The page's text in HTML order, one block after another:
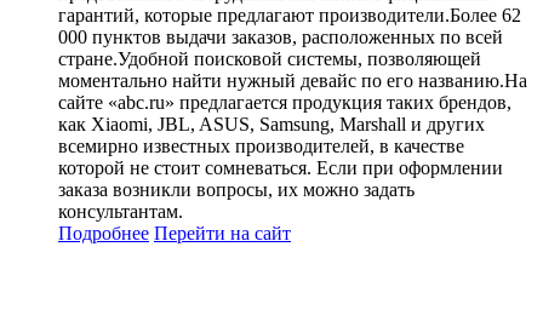
гарантий, которые предлагают производители.Более 62
000 пунктов выдачи заказов, расположенных по всей
стране.Удобной поисковой системы, позволяющей
моментально найти нужный девайс по его названию.На
сайте «abc.ru» предлагается продукция таких брендов,
как Xiaomi, JBL, ASUS, Samsung, Marshall и других
всемирно известных производителей, в качестве
которой не стоит сомневаться. Если при оформлении
заказа возникли вопросы, их можно задать
консультантам.
Подробнее Перейти на сайт